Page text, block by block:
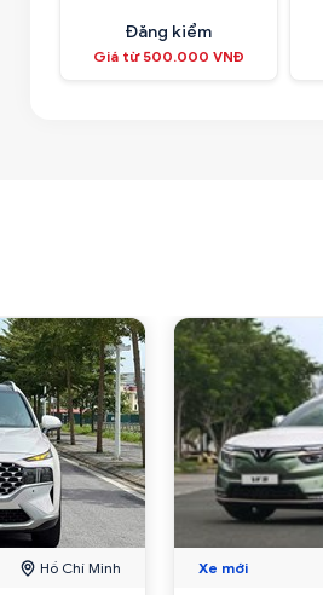
Đăng kiểm
Giá từ 500.000 VNĐ
Hồ Chí Minh Xe mới